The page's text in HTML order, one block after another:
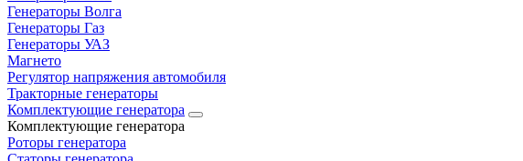
Генераторы Волга
Генераторы Газ
Генераторы УАЗ
Магнето
Регулятор напряжения автомобиля
Тракторные генераторы
Комплектующие генератора
Комплектующие генератора
Роторы генератора